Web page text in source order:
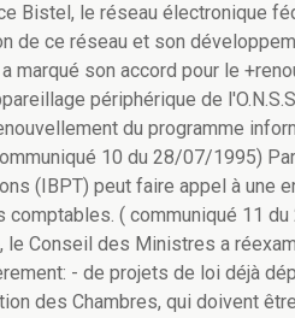
Bistel, le réseau électronique
de ce réseau et son
marqué son accord pour le
périphérique de
du programme
10 du 28/07/1995)
(IBPT) peut faire appel à une
comptables. ( communiqué 11
le Conseil des Ministres a
- de projets de loi déjà
des Chambres, qui doivent